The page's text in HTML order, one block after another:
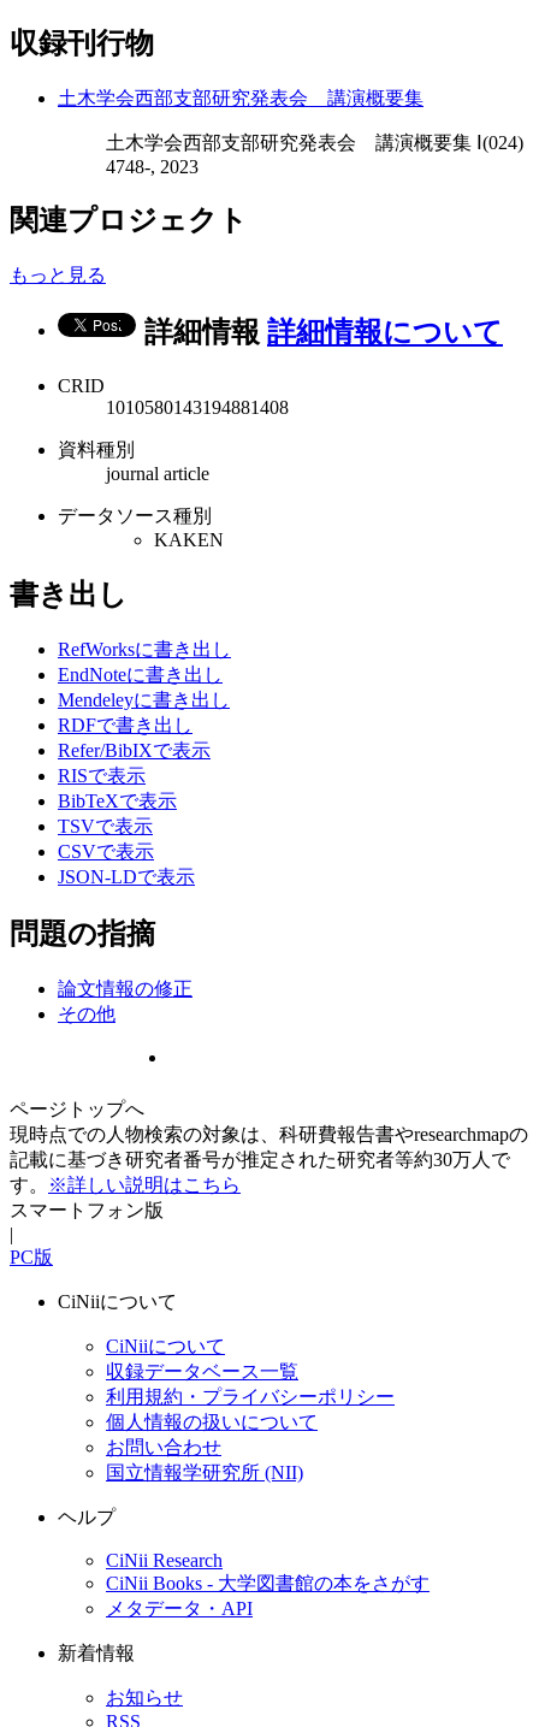
収録刊行物
土木学会西部支部研究発表会 講演概要集
土木学会西部支部研究発表会 講演概要集 Ⅰ(024)
4748-, 2023
関連プロジェクト
もっと見る
詳細情報 詳細情報について
CRID
1010580143194881408
資料種別
journal article
データソース種別
KAKEN
書き出し
RefWorksに書き出し
EndNoteに書き出し
Mendeleyに書き出し
RDFで書き出し
Refer/BibIXで表示
RISで表示
BibTeXで表示
TSVで表示
CSVで表示
JSON-LDで表示
問題の指摘
論文情報の修正
その他
ページトップへ
現時点での人物検索の対象は、科研費報告書やresearchmapの
記載に基づき研究者番号が推定された研究者等約30万人で
す。
※詳しい説明はこちら
スマートフォン版
|
PC版
CiNiiについて
CiNiiについて
収録データベース一覧
利用規約・プライバシーポリシー
個人情報の扱いについて
お問い合わせ
国立情報学研究所 (NII)
ヘルプ
CiNii Research
CiNii Books - 大学図書館の本をさがす
メタデータ・API
新着情報
お知らせ
RSS